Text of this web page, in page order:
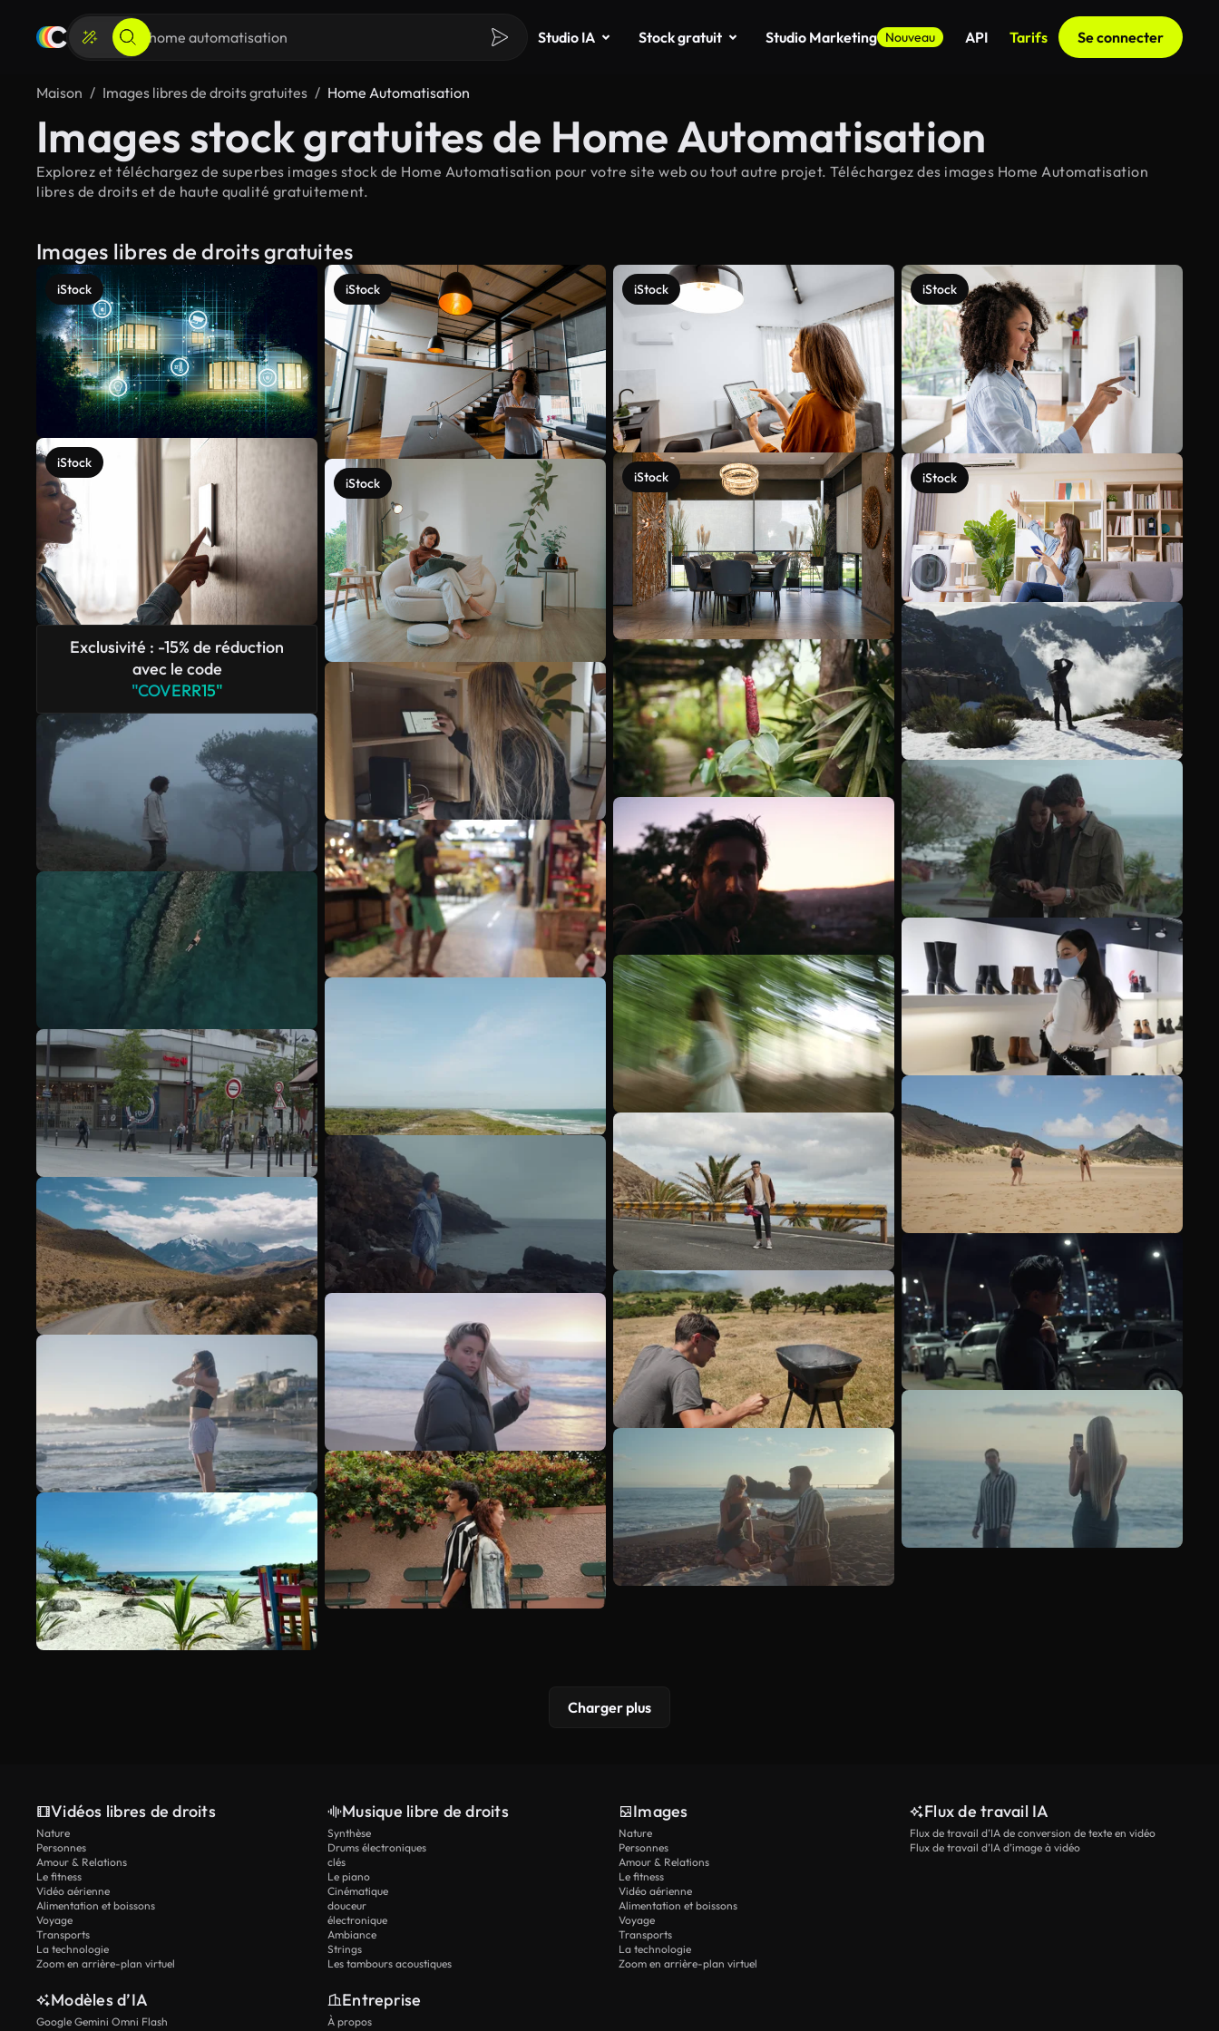
Studio IA Stock gratuit Studio Marketing Nouveau API Tarifs Se connecter
Maison Images libres de droits gratuites Home Automatisation
Images stock gratuites de Home Automatisation
Explorez et téléchargez de superbes images stock de Home Automatisation pour votre site web ou tout autre projet. Téléchargez des images Home Automatisation
libres de droits et de haute qualité gratuitement.
Images libres de droits gratuites
iStock
iStock
Exclusivité : -15% de réduction
avec le code
"COVERR15"
iStock
iStock
iStock
iStock
iStock
iStock
Voir plus
Charger plus
Vidéos libres de droits
Nature
Personnes
Amour & Relations
Le fitness
Vidéo aérienne
Alimentation et boissons
Voyage
Transports
La technologie
Zoom en arrière-plan virtuel
Musique libre de droits
Synthèse
Drums électroniques
clés
Le piano
Cinématique
douceur
électronique
Ambiance
Strings
Les tambours acoustiques
Images
Nature
Personnes
Amour & Relations
Le fitness
Vidéo aérienne
Alimentation et boissons
Voyage
Transports
La technologie
Zoom en arrière-plan virtuel
Flux de travail IA
Flux de travail d’IA de conversion de texte en vidéo
Flux de travail d’IA d’image à vidéo
Modèles d’IA
Google Gemini Omni Flash
Entreprise
À propos